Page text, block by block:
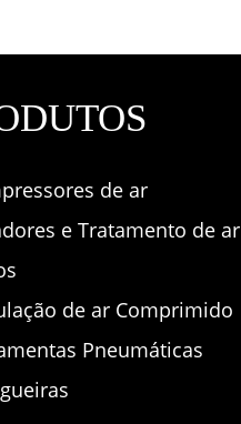
de ar
e Tratamento de ar
de ar Comprimido
Pneumáticas